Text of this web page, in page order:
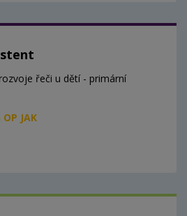
řeči u dětí - primární
JAK